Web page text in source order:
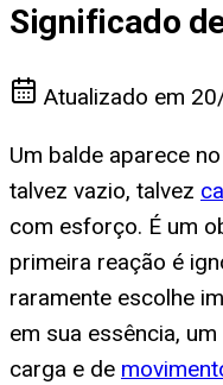
Significado
Atualizado em
Um balde aparece
talvez vazio, talvez
com esforço. É um
primeira reação é
raramente escolhe
em sua essência,
carga e de